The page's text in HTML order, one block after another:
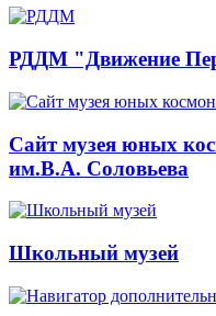
РДДМ "Движение
Сайт музея юных
им.В.А. Соловьева
Школьный музей